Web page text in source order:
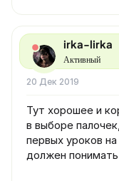
irka-lirka
Активный
20 Дек 2019
Тут хорошее и
в выборе
первых уроков
должен понимать